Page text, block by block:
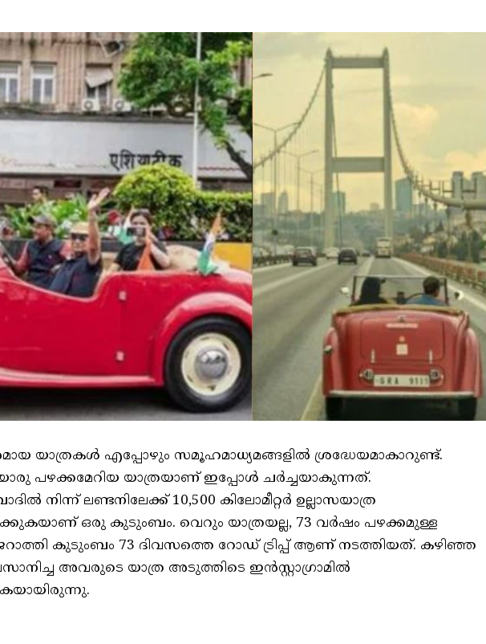
യാത്രകൾ എപ്പോഴും സമൂഹമാധ്യമങ്ങളിൽ ശ്രദ്ധേയമാകാറുണ്ട്.
പഴക്കമേറിയ യാത്രയാണ് ഇപ്പോൾ ചർച്ചയാകുന്നത്.
നിന്ന് ലണ്ടനിലേക്ക് 10,500 കിലോമീറ്റർ ഉല്ലാസയാത്ര
ഒരു കുടുംബം. വെറും യാത്രയല്ല, 73 വർഷം പഴക്കമുള്ള
കുടുംബം 73 ദിവസത്തെ റോഡ് ട്രിപ്പ് ആണ് നടത്തിയത്. കഴിഞ്ഞ
അവരുടെ യാത്ര അടുത്തിടെ ഇൻസ്റ്റാഗ്രാമിൽ